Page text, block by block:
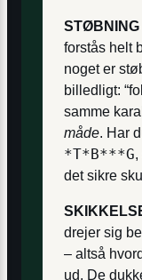
STØBNING
forstås helt
noget er
billedligt:
samme
måde. Har
*T*B***G
det sikre
drejer sig
– altså
ud. De